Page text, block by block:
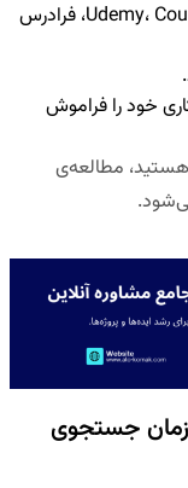
شرکت کنید ( Udemy، Coursera، فرادرس
خود را فراموش
هستید، مطالعه‌ی
زمان جستجوی